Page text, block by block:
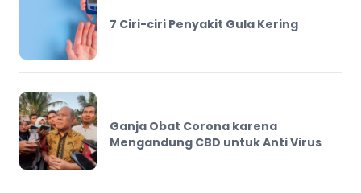
7 Ciri-ciri Penyakit Gula Kering
Ganja Obat Corona karena
Mengandung CBD untuk Anti Virus